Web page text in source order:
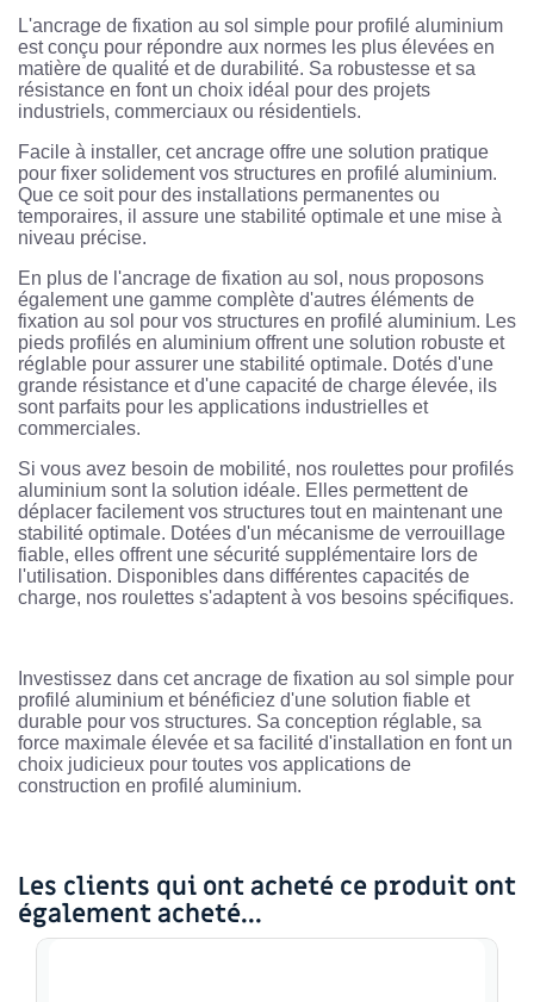
L'ancrage de fixation au sol simple pour profilé aluminium
est conçu pour répondre aux normes les plus élevées en
matière de qualité et de durabilité. Sa robustesse et sa
résistance en font un choix idéal pour des projets
industriels, commerciaux ou résidentiels.
Facile à installer, cet ancrage offre une solution pratique
pour fixer solidement vos structures en profilé aluminium.
Que ce soit pour des installations permanentes ou
temporaires, il assure une stabilité optimale et une mise à
niveau précise.
En plus de l'ancrage de fixation au sol, nous proposons
également une gamme complète d'autres éléments de
fixation au sol pour vos structures en profilé aluminium. Les
pieds profilés en aluminium offrent une solution robuste et
réglable pour assurer une stabilité optimale. Dotés d'une
grande résistance et d'une capacité de charge élevée, ils
sont parfaits pour les applications industrielles et
commerciales.
Si vous avez besoin de mobilité, nos roulettes pour profilés
aluminium sont la solution idéale. Elles permettent de
déplacer facilement vos structures tout en maintenant une
stabilité optimale. Dotées d'un mécanisme de verrouillage
fiable, elles offrent une sécurité supplémentaire lors de
l'utilisation. Disponibles dans différentes capacités de
charge, nos roulettes s'adaptent à vos besoins spécifiques.
Investissez dans cet ancrage de fixation au sol simple pour
profilé aluminium et bénéficiez d'une solution fiable et
durable pour vos structures. Sa conception réglable, sa
force maximale élevée et sa facilité d'installation en font un
choix judicieux pour toutes vos applications de
construction en profilé aluminium.
Les clients qui ont acheté ce produit ont
également acheté...